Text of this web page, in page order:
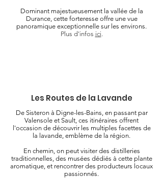
Dominant majestueusement la vallée de la
Durance, cette forteresse offre une vue
panoramique exceptionnelle sur les environs.
Plus d'infos ici.
Les Routes de la Lavande
De Sisteron à Digne-les-Bains, en passant par
Valensole et Sault, ces itinéraires offrent
l'occasion de découvrir les multiples facettes de
la lavande, emblème de la région.
En chemin, on peut visiter des distilleries
traditionnelles, des musées dédiés à cette plante
aromatique, et rencontrer des producteurs locaux
passionnés.